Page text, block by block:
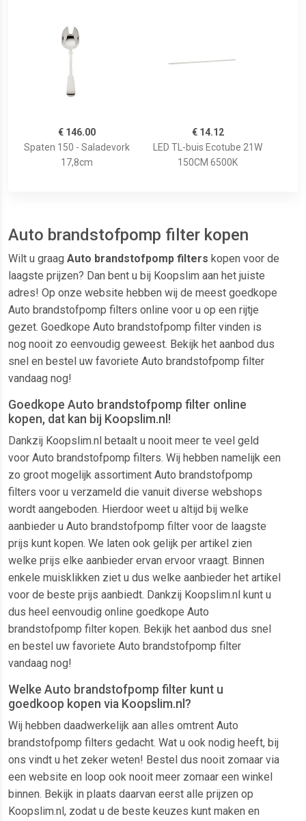
€ 146.00
Spaten 150 - Saladevork
17,8cm
€ 14.12
LED TL-buis Ecotube 21W
150CM 6500K
Auto brandstofpomp filter kopen
Wilt u graag Auto brandstofpomp filters kopen voor de
laagste prijzen? Dan bent u bij Koopslim aan het juiste
adres! Op onze website hebben wij de meest goedkope
Auto brandstofpomp filters online voor u op een rijtje
gezet. Goedkope Auto brandstofpomp filter vinden is
nog nooit zo eenvoudig geweest. Bekijk het aanbod dus
snel en bestel uw favoriete Auto brandstofpomp filter
vandaag nog!
Goedkope Auto brandstofpomp filter online
kopen, dat kan bij Koopslim.nl!
Dankzij Koopslim.nl betaalt u nooit meer te veel geld
voor Auto brandstofpomp filters. Wij hebben namelijk een
zo groot mogelijk assortiment Auto brandstofpomp
filters voor u verzameld die vanuit diverse webshops
wordt aangeboden. Hierdoor weet u altijd bij welke
aanbieder u Auto brandstofpomp filter voor de laagste
prijs kunt kopen. We laten ook gelijk per artikel zien
welke prijs elke aanbieder ervan ervoor vraagt. Binnen
enkele muisklikken ziet u dus welke aanbieder het artikel
voor de beste prijs aanbiedt. Dankzij Koopslim.nl kunt u
dus heel eenvoudig online goedkope Auto
brandstofpomp filter kopen. Bekijk het aanbod dus snel
en bestel uw favoriete Auto brandstofpomp filter
vandaag nog!
Welke Auto brandstofpomp filter kunt u
goedkoop kopen via Koopslim.nl?
Wij hebben daadwerkelijk aan alles omtrent Auto
brandstofpomp filters gedacht. Wat u ook nodig heeft, bij
ons vindt u het zeker weten! Bestel dus nooit zomaar via
een website en loop ook nooit meer zomaar een winkel
binnen. Bekijk in plaats daarvan eerst alle prijzen op
Koopslim.nl, zodat u de beste keuzes kunt maken en